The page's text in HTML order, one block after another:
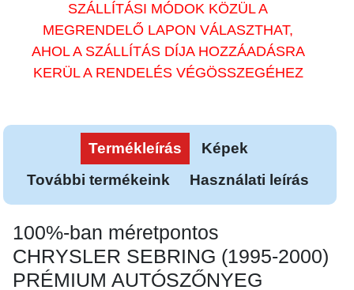
SZÁLLÍTÁSI MÓDOK KÖZÜL A
MEGRENDELŐ LAPON VÁLASZTHAT,
AHOL A SZÁLLÍTÁS DÍJA HOZZÁADÁSRA
KERÜL A RENDELÉS VÉGÖSSZEGÉHEZ
Termékleírás
Képek
További termékeink
Használati leírás
100%-ban méretpontos
CHRYSLER SEBRING (1995-2000)
PRÉMIUM AUTÓSZŐNYEG